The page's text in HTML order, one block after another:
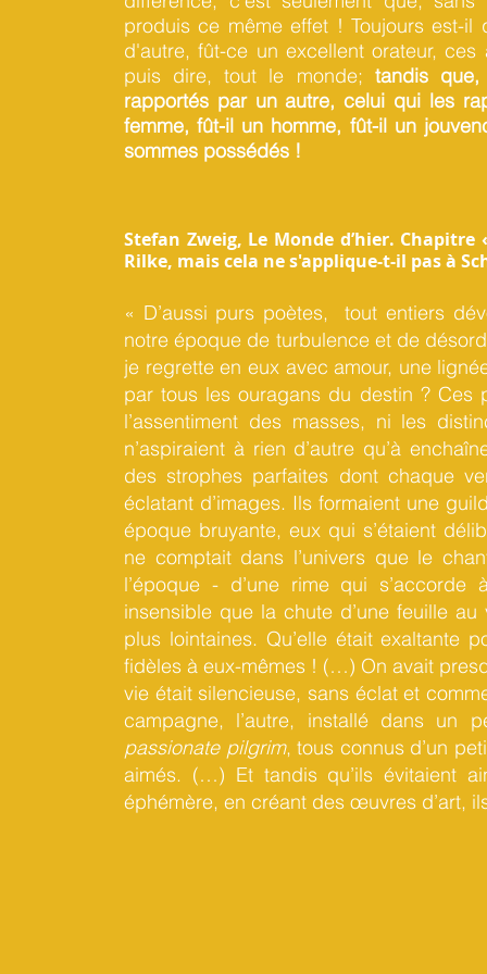
produis ce même effet ! Toujours est-
d'autre, fût-ce un excellent orateur,
puis dire, tout le monde; tandis
rapportés par un autre, celui qui les
femme, fût-il un homme, fût-il un
sommes possédés !
Stefan Zweig, Le Monde d’hier.
Rilke, mais cela ne s'applique-t-il pas à
« D’aussi purs poètes, tout entiers
notre époque de turbulence et de
je regrette en eux avec amour, une
par tous les ouragans du destin ?
l’assentiment des masses, ni les
n’aspiraient à rien d’autre qu’à
des strophes parfaites dont chaque
éclatant d’images. Ils formaient une
époque bruyante, eux qui s’étaient
ne comptait dans l’univers que le
l’époque - d’une rime qui
insensible que la chute d’une feuille
plus lointaines. Qu’elle était exaltante
fidèles à eux-mêmes ! (…) On avait
vie était silencieuse, sans éclat et
campagne, l’autre, installé dans un
passionate pilgrim, tous connus d’un
aimés. (…) Et tandis qu’ils évitaient
éphémère, en créant des œuvres d’art,